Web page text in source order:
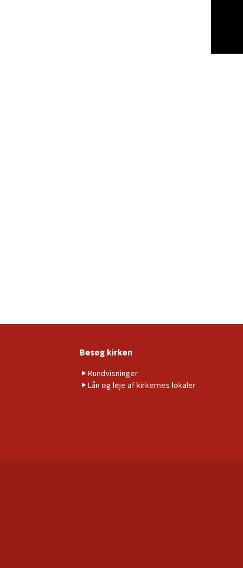
Besøg kirken
Rundvisninger
Lån og leje af kirkernes lokaler